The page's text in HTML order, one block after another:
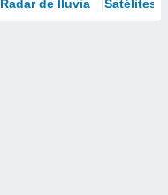
Radar de lluvia Satélites